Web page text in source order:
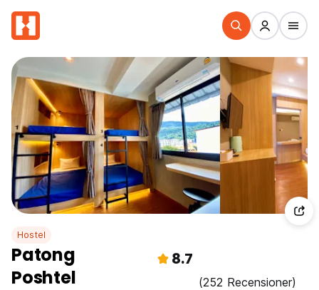
Hostel
Patong
Poshtel
8.7
(252 Recensioner)